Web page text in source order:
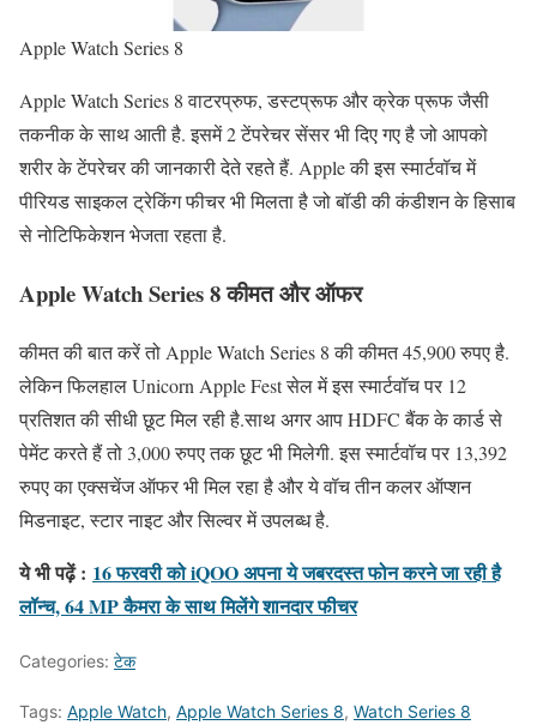
Apple Watch Series 8
Apple Watch Series 8 वाटरप्रुफ, डस्टप्रूफ और क्रेक प्रूफ जैसी
तकनीक के साथ आती है. इसमें 2 टेंपरेचर सेंसर भी दिए गए है जो आपको
शरीर के टेंपरेचर की जानकारी देते रहते हैं. Apple की इस स्मार्टवॉच में
पीरियड साइकल ट्रेकिंग फीचर भी मिलता है जो बॉडी की कंडीशन के हिसाब
से नोटिफिकेशन भेजता रहता है.
Apple Watch Series 8 कीमत और ऑफर
कीमत की बात करें तो Apple Watch Series 8 की कीमत 45,900 रुपए है.
लेकिन फिलहाल Unicorn Apple Fest सेल में इस स्मार्टवॉच पर 12
प्रतिशत की सीधी छूट मिल रही है.साथ अगर आप HDFC बैंक के कार्ड से
पेमेंट करते हैं तो 3,000 रुपए तक छूट भी मिलेगी. इस स्मार्टवॉच पर 13,392
रुपए का एक्सचेंज ऑफर भी मिल रहा है और ये वॉच तीन कलर ऑप्शन
मिडनाइट, स्टार नाइट और सिल्वर में उपलब्ध है.
ये भी पढ़ें : 16 फरवरी को iQOO अपना ये जबरदस्त फोन करने जा रही है
लॉन्च, 64 MP कैमरा के साथ मिलेंगे शानदार फीचर
Categories: टेक
Tags: Apple Watch, Apple Watch Series 8, Watch Series 8